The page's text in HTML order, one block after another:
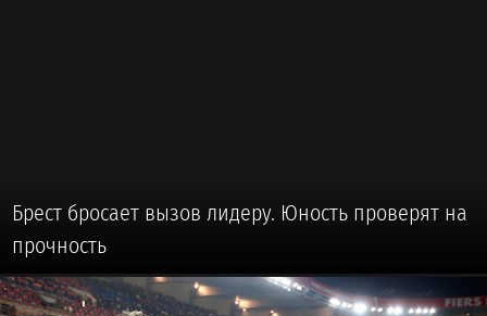
Брест бросает вызов лидеру. Юность проверят на
прочность
🏒 #ХОККЕЙ